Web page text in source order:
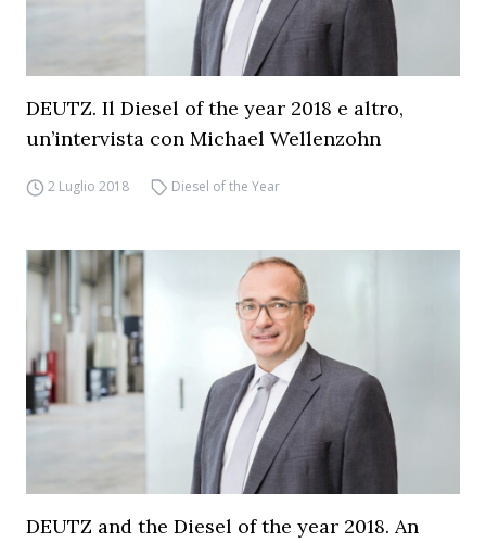
DEUTZ. Il Diesel of the year 2018 e altro,
un’intervista con Michael Wellenzohn
2 Luglio 2018 Diesel of the Year
DEUTZ and the Diesel of the year 2018. An